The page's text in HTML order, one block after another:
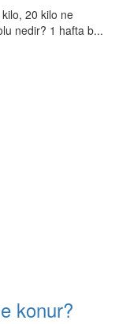
20 kilo ne
nedir? 1 hafta b...
konur?